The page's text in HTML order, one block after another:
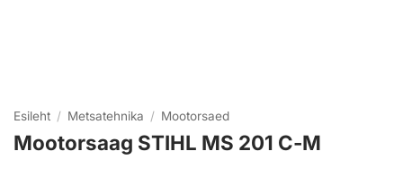
Esileht / Metsatehnika / Mootorsaed
Mootorsaag STIHL MS 201 C-M